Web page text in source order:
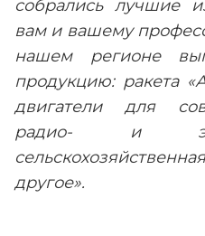
собрались лучшие
вам и вашему
нашем регионе
продукцию: ракета
двигатели для
радио- и
другое».